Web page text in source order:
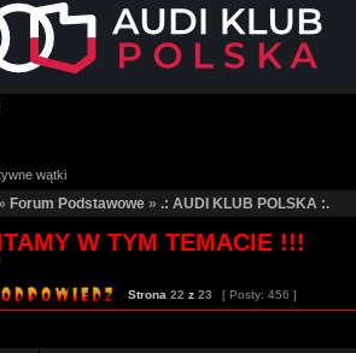
wątki
Forum Podstawowe » .: AUDI KLUB POLSKA :.
W TYM TEMACIE !!!
Strona 22 z 23 [ Posty: 456 ]